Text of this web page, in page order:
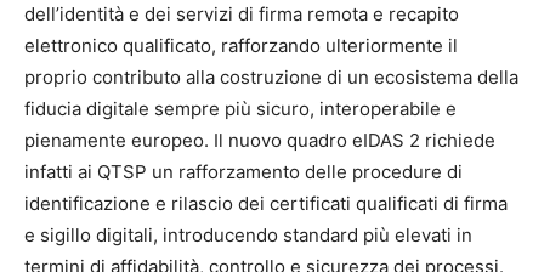
dell’identità e dei servizi di firma remota e recapito
elettronico qualificato, rafforzando ulteriormente il
proprio contributo alla costruzione di un ecosistema della
fiducia digitale sempre più sicuro, interoperabile e
pienamente europeo. Il nuovo quadro eIDAS 2 richiede
infatti ai QTSP un rafforzamento delle procedure di
identificazione e rilascio dei certificati qualificati di firma
e sigillo digitali, introducendo standard più elevati in
termini di affidabilità, controllo e sicurezza dei processi.